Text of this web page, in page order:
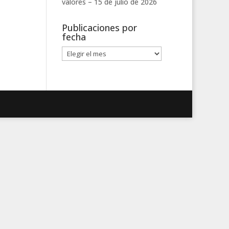
Publicaciones por
fecha
Publicaciones
por